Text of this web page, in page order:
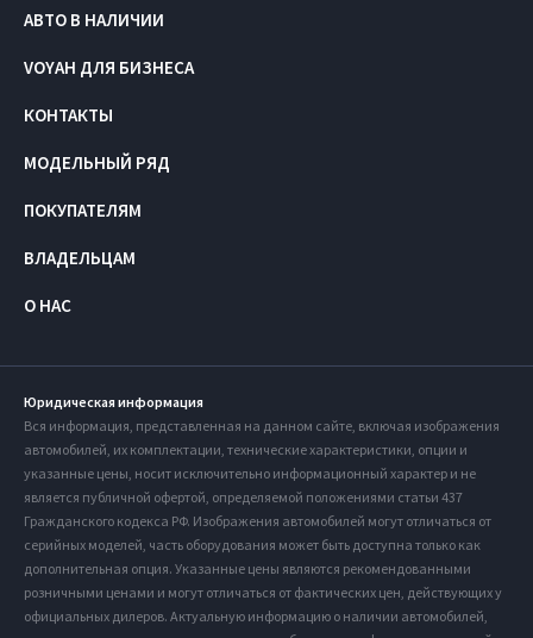
АВТО В НАЛИЧИИ
VOYAH ДЛЯ БИЗНЕСА
КОНТАКТЫ
МОДЕЛЬНЫЙ РЯД
ПОКУПАТЕЛЯМ
ВЛАДЕЛЬЦАМ
О НАС
Юридическая информация
Вся информация, представленная на данном сайте, включая изображения
автомобилей, их комплектации, технические характеристики, опции и
указанные цены, носит исключительно информационный характер и не
является публичной офертой, определяемой положениями статьи 437
Гражданского кодекса РФ. Изображения автомобилей могут отличаться от
серийных моделей, часть оборудования может быть доступна только как
дополнительная опция. Указанные цены являются рекомендованными
розничными ценами и могут отличаться от фактических цен, действующих у
официальных дилеров. Актуальную информацию о наличии автомобилей,